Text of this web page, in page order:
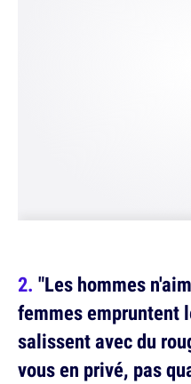
"Les hommes
femmes empruntent
salissent avec du
vous en privé, pas